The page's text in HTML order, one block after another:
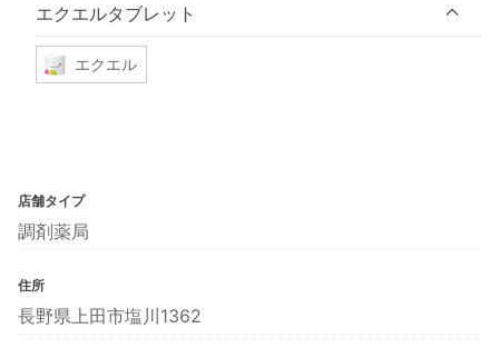
エクエルタブレット
エクエル
店舗タイプ
調剤薬局
住所
長野県上田市塩川1362